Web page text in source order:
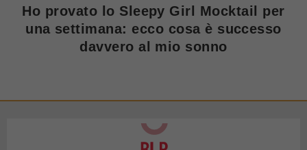
Ho provato lo Sleepy Girl Mocktail per
una settimana: ecco cosa è successo
davvero al mio sonno